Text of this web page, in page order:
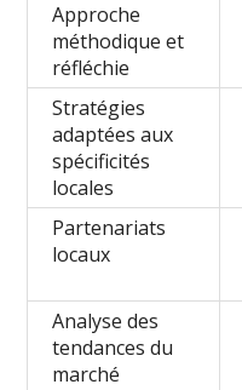
Approche
méthodique et
réfléchie
Stratégies
adaptées aux
spécificités
locales
Partenariats
locaux
Analyse des
tendances du
marché